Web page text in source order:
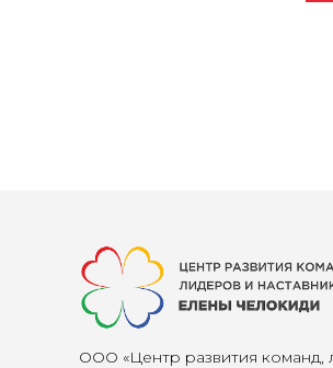
ООО «Центр развития команд,